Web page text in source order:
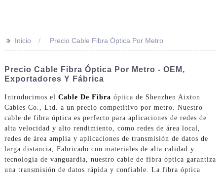
>> Inicio Precio Cable Fibra Óptica Por Metro
Precio Cable Fibra Óptica Por Metro - OEM,
Exportadores Y Fábrica
Introducimos el Cable De Fibra óptica de Shenzhen Aixton
Cables Co., Ltd. a un precio competitivo por metro. Nuestro
cable de fibra óptica es perfecto para aplicaciones de redes de
alta velocidad y alto rendimiento, como redes de área local,
redes de área amplia y aplicaciones de transmisión de datos de
larga distancia, Fabricado con materiales de alta calidad y
tecnología de vanguardia, nuestro cable de fibra óptica garantiza
una transmisión de datos rápida y confiable. La fibra óptica